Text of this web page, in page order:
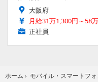
大阪府
月給31万1,300円～58
正社員
ホーム › モバイル・スマートフォ